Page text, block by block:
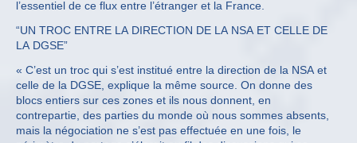
l’essentiel de ce flux entre l’étranger et la France.
“UN TROC ENTRE LA DIRECTION DE LA NSA ET CELLE DE
LA DGSE”
« C’est un troc qui s’est institué entre la direction de la NSA et
celle de la DGSE, explique la même source. On donne des
blocs entiers sur ces zones et ils nous donnent, en
contrepartie, des parties du monde où nous sommes absents,
mais la négociation ne s’est pas effectuée en une fois, le